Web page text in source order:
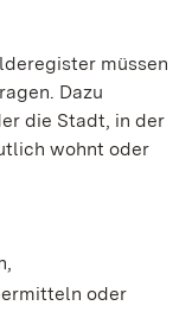
müssen
Dazu
die Stadt, in der
wohnt oder
oder